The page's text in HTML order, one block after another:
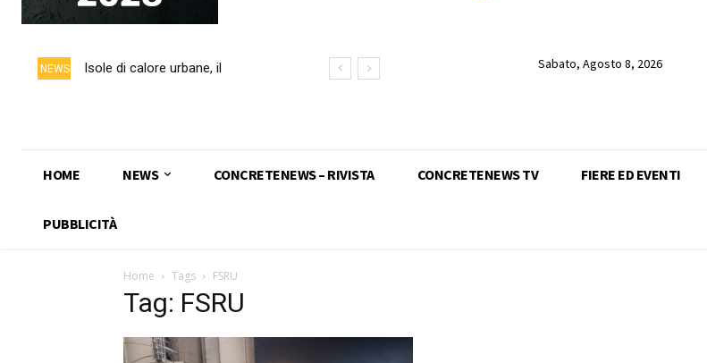
NEWS
Isole di calore urbane, il
Sabato, Agosto 8, 2026
HOME NEWS CONCRETENEWS – RIVISTA CONCRETENEWS TV FIERE ED EVENTI
PUBBLICITÀ
Home Tags FSRU
Tag: FSRU